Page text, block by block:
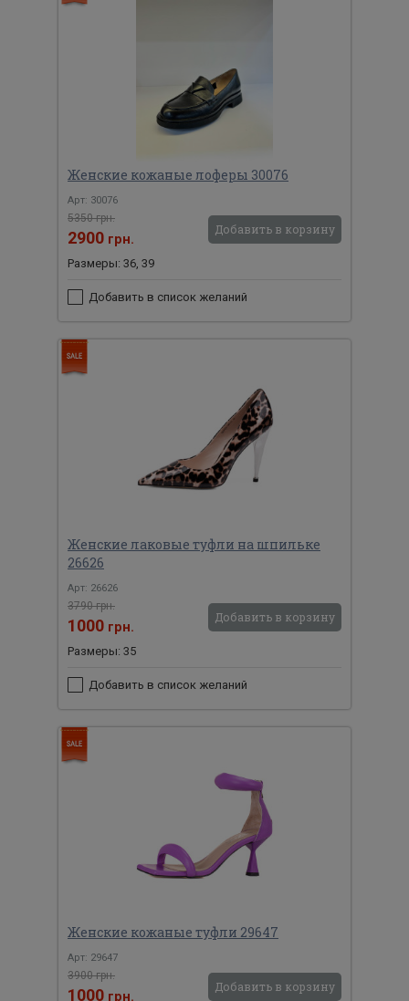
Женские кожаные лоферы 30076
Арт: 30076
5350 грн.
2900 грн.
Добавить в корзину
Размеры: 36, 39
Добавить в список желаний
Женские лаковые туфли на шпильке
26626
Арт: 26626
3790 грн.
1000 грн.
Добавить в корзину
Размеры: 35
Добавить в список желаний
Женские кожаные туфли 29647
Арт: 29647
3900 грн.
1000 грн.
Добавить в корзину